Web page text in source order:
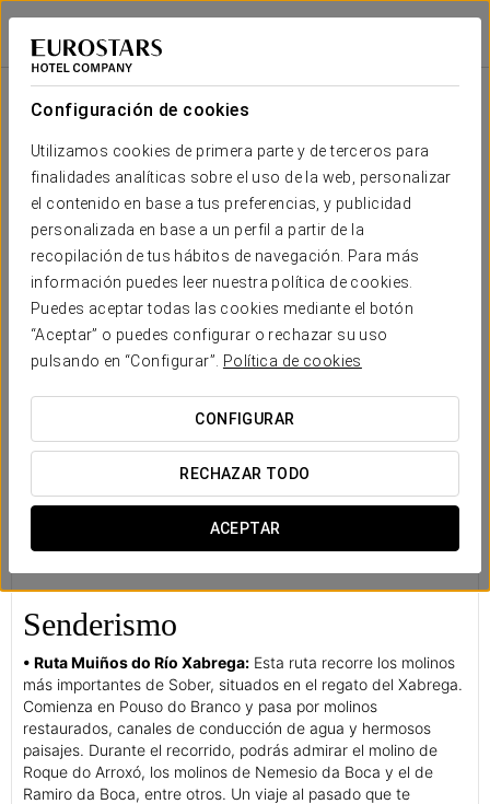
Configuración de cookies
Utilizamos cookies de primera parte y de terceros para
finalidades analíticas sobre el uso de la web, personalizar
el contenido en base a tus preferencias, y publicidad
personalizada en base a un perfil a partir de la
recopilación de tus hábitos de navegación. Para más
información puedes leer nuestra política de cookies.
Puedes aceptar todas las cookies mediante el botón
“Aceptar” o puedes configurar o rechazar su uso
pulsando en “Configurar”.
Política de cookies
CONFIGURAR
RECHAZAR TODO
ACEPTAR
Áurea Palacio de Sober
LUGO - SOBER
Entorno
propuesta única para disfrutar de la naturaleza y el patrimonio
cultural de nuestra región. Desde rutas de senderismo a lo
largo de paisajes espectaculares, hasta miradores con vistas
inigualables y castillos que nos cuentan la historia de Galicia.
Vive una experiencia auténtica rodeada de belleza natural y
monumental.
Senderismo
• Ruta Muiños do Río Xabrega: Esta ruta recorre los molinos
más importantes de Sober, situados en el regato del Xabrega.
Comienza en Pouso do Branco y pasa por molinos
restaurados, canales de conducción de agua y hermosos
paisajes. Durante el recorrido, podrás admirar el molino de
Roque do Arroxó, los molinos de Nemesio da Boca y el de
Ramiro da Boca, entre otros. Un viaje al pasado que te